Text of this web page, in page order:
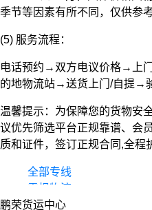
季节等因素有所不同，仅供参考
(5) 服务流程：
电话预约→双方电议价格→上
的地物流站→送货上门/自提→
温馨提示：为保障您的货物安
议优先筛选平台正规靠谱、会
质和证件，签订正规合同,全程
全部专线
零担物流
整车货运
鹏荣货运中心